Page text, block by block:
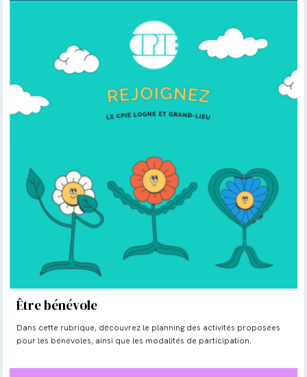
Être bénévole
Dans cette rubrique, découvrez le planning des activités proposées
pour les bénévoles, ainsi que les modalités de participation.